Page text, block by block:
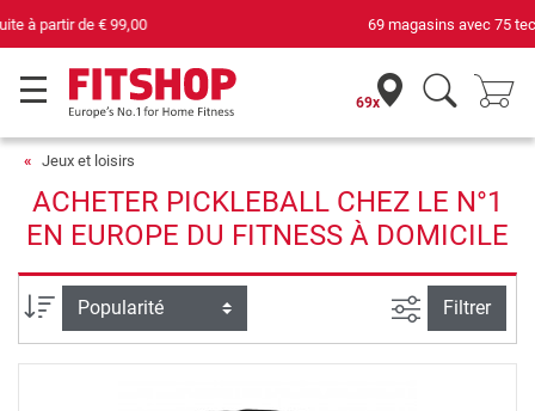
69 magasins avec 75 techniciens
69x
Jeux et loisirs
ACHETER PICKLEBALL CHEZ LE N°1
EN EUROPE DU FITNESS À DOMICILE
Trier par Filtrer la
Filtrer